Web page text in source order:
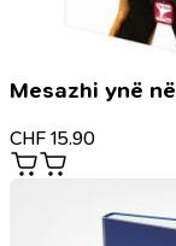
Mesazhi ynë
CHF 15.90